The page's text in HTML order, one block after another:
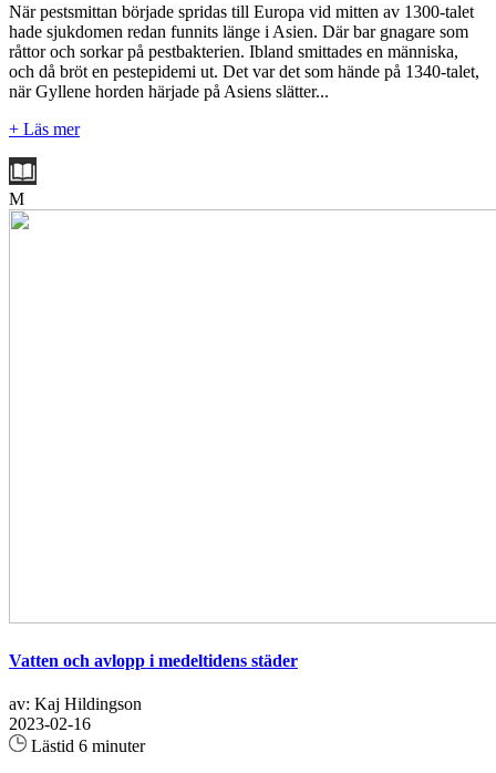
När pestsmittan började spridas till Europa vid mitten av 1300-­talet
hade sjukdomen redan funnits länge i Asien. Där bar gnagare som
råttor och sorkar på pestbakterien. Ibland smittades en män­niska,
och då bröt en pestepidemi ut. Det var det som hände på 1340­-talet,
när Gyllene horden härjade på Asiens slätter...
+ Läs mer
M
Vatten och avlopp i medeltidens städer
av: Kaj Hildingson
2023-02-16
Lästid 6 minuter